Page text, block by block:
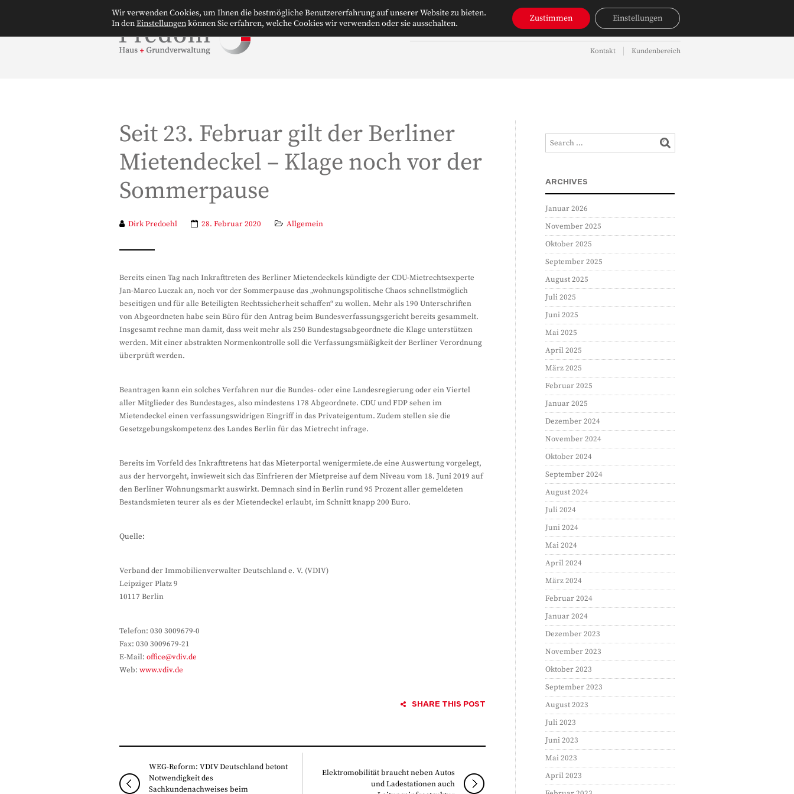
ÜBER UNS OBJEKTSUCHE AKTUELLES
Kontakt Kundenbereich
Seit 23. Februar gilt der Berliner
Mietendeckel – Klage noch vor der
Sommerpause
Dirk Predoehl 28. Februar 2020 Allgemein
Bereits einen Tag nach Inkrafttreten des Berliner Mietendeckels kündigte der CDU-Mietrechtsexperte
Jan-Marco Luczak an, noch vor der Sommerpause das „wohnungspolitische Chaos schnellstmöglich
beseitigen und für alle Beteiligten Rechtssicherheit schaffen“ zu wollen. Mehr als 190 Unterschriften
von Abgeordneten habe sein Büro für den Antrag beim Bundesverfassungsgericht bereits gesammelt.
Insgesamt rechne man damit, dass weit mehr als 250 Bundestagsabgeordnete die Klage unterstützen
werden. Mit einer abstrakten Normenkontrolle soll die Verfassungsmäßigkeit der Berliner Verordnung
überprüft werden.
Beantragen kann ein solches Verfahren nur die Bundes- oder eine Landesregierung oder ein Viertel
aller Mitglieder des Bundestages, also mindestens 178 Abgeordnete. CDU und FDP sehen im
Mietendeckel einen verfassungswidrigen Eingriff in das Privateigentum. Zudem stellen sie die
Gesetzgebungskompetenz des Landes Berlin für das Mietrecht infrage.
Bereits im Vorfeld des Inkrafttretens hat das Mieterportal wenigermiete.de eine Auswertung vorgelegt,
aus der hervorgeht, inwieweit sich das Einfrieren der Mietpreise auf dem Niveau vom 18. Juni 2019 auf
den Berliner Wohnungsmarkt auswirkt. Demnach sind in Berlin rund 95 Prozent aller gemeldeten
Bestandsmieten teurer als es der Mietendeckel erlaubt, im Schnitt knapp 200 Euro.
Quelle:
Verband der Immobilienverwalter Deutschland e. V. (VDIV)
Leipziger Platz 9
10117 Berlin
Telefon: 030 3009679-0
Fax: 030 3009679-21
E-Mail: office@vdiv.de
Web: www.vdiv.de
SHARE THIS POST
PINTEREST
WEG-Reform: VDIV Deutschland betont
Notwendigkeit des
Sachkundenachweises beim
Elektromobilität braucht neben Autos
und Ladestationen auch
ARCHIVES
Januar 2026
November 2025
Oktober 2025
September 2025
August 2025
Juli 2025
Juni 2025
Mai 2025
April 2025
März 2025
Februar 2025
Januar 2025
Dezember 2024
November 2024
Oktober 2024
September 2024
August 2024
Juli 2024
Juni 2024
Mai 2024
April 2024
März 2024
Februar 2024
Januar 2024
Dezember 2023
November 2023
Oktober 2023
September 2023
August 2023
Juli 2023
Juni 2023
Mai 2023
April 2023
NAVIGATION
Wir verwenden Cookies, um Ihnen die bestmögliche Benutzererfahrung auf unserer Website zu bieten.
In denEinstellungenkönnen Sie erfahren, welche Cookies wir verwenden oder sie ausschalten. Zustimmen Einstellungen